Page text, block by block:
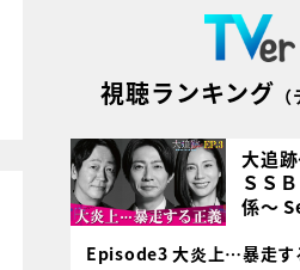
視聴ランキング
大追
ＳＳ
係～
Episode3 大炎上…暴走す